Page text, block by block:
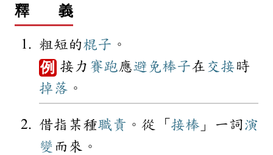
釋 義
粗短的棍子 。
例 接力 賽跑應避免棒子在 交接時
掉落 。
借指某種職責 。從「 接棒 」一詞演
變 而來。